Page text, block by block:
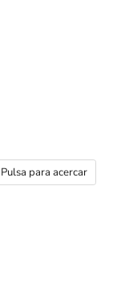
Pulsa para acercar